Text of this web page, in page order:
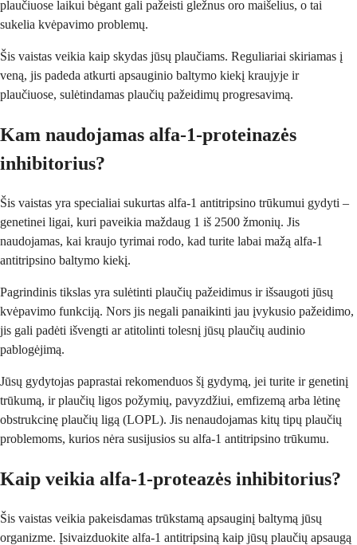
plaučiuose laikui bėgant gali pažeisti gležnus oro maišelius, o tai
sukelia kvėpavimo problemų.
Šis vaistas veikia kaip skydas jūsų plaučiams. Reguliariai skiriamas į
veną, jis padeda atkurti apsauginio baltymo kiekį kraujyje ir
plaučiuose, sulėtindamas plaučių pažeidimų progresavimą.
Kam naudojamas alfa-1-proteinazės
inhibitorius?
Šis vaistas yra specialiai sukurtas alfa-1 antitripsino trūkumui gydyti –
genetinei ligai, kuri paveikia maždaug 1 iš 2500 žmonių. Jis
naudojamas, kai kraujo tyrimai rodo, kad turite labai mažą alfa-1
antitripsino baltymo kiekį.
Pagrindinis tikslas yra sulėtinti plaučių pažeidimus ir išsaugoti jūsų
kvėpavimo funkciją. Nors jis negali panaikinti jau įvykusio pažeidimo,
jis gali padėti išvengti ar atitolinti tolesnį jūsų plaučių audinio
pablogėjimą.
Jūsų gydytojas paprastai rekomenduos šį gydymą, jei turite ir genetinį
trūkumą, ir plaučių ligos požymių, pavyzdžiui, emfizemą arba lėtinę
obstrukcinę plaučių ligą (LOPL). Jis nenaudojamas kitų tipų plaučių
problemoms, kurios nėra susijusios su alfa-1 antitripsino trūkumu.
Kaip veikia alfa-1-proteazės inhibitorius?
Šis vaistas veikia pakeisdamas trūkstamą apsauginį baltymą jūsų
organizme. Įsivaizduokite alfa-1 antitripsiną kaip jūsų plaučių apsaugą